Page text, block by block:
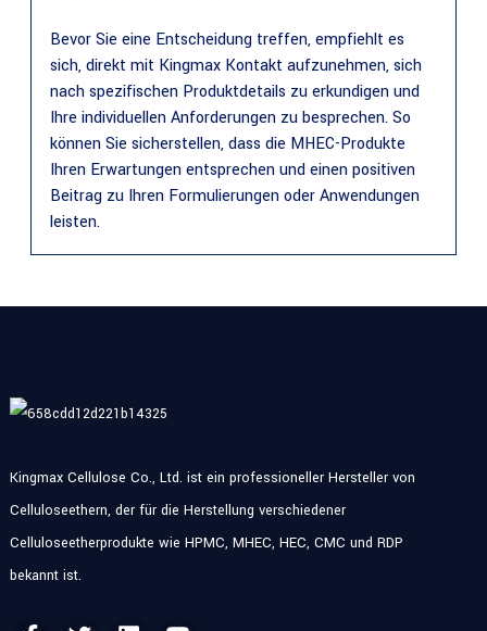
Bevor Sie eine Entscheidung treffen, empfiehlt es
sich, direkt mit Kingmax Kontakt aufzunehmen, sich
nach spezifischen Produktdetails zu erkundigen und
Ihre individuellen Anforderungen zu besprechen. So
können Sie sicherstellen, dass die MHEC-Produkte
Ihren Erwartungen entsprechen und einen positiven
Beitrag zu Ihren Formulierungen oder Anwendungen
leisten.
Kingmax Cellulose Co., Ltd. ist ein professioneller Hersteller von
Celluloseethern, der für die Herstellung verschiedener
Celluloseetherprodukte wie HPMC, MHEC, HEC, CMC und RDP
bekannt ist.